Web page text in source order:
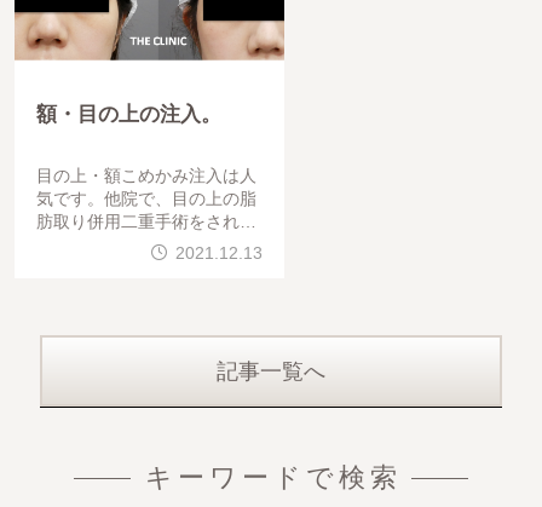
額・目の上の注入。
目の上・額こめかみ注入は人
気です。他院で、目の上の脂
肪取り併用二重手術をされた
後、目の上のくぼみに悩まれ
2021.12.13
記事一覧へ
キーワードで検索